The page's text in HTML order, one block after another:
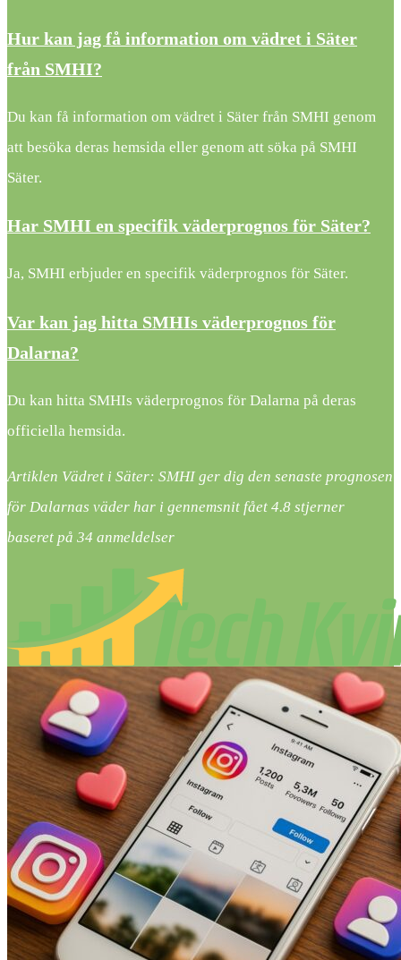
Hur kan jag få information om vädret i Säter
från SMHI?
Du kan få information om vädret i Säter från SMHI genom
att besöka deras hemsida eller genom att söka på SMHI
Säter.
Har SMHI en specifik väderprognos för Säter?
Ja, SMHI erbjuder en specifik väderprognos för Säter.
Var kan jag hitta SMHIs väderprognos för
Dalarna?
Du kan hitta SMHIs väderprognos för Dalarna på deras
officiella hemsida.
Artiklen Vädret i Säter: SMHI ger dig den senaste prognosen
för Dalarnas väder har i gennemsnit fået 4.8 stjerner
baseret på 34 anmeldelser